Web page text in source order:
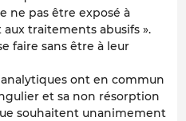
ne pas être exposé à
aux traitements abusifs ».
faire sans être à leur
ont en commun
et sa non résorption
souhaitent unanimement